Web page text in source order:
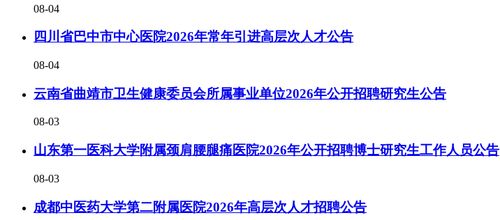
08-04
四川省巴中市中心医院2026年常年引进高层次人才公告
08-04
云南省曲靖市卫生健康委员会所属事业单位2026年公开招聘研究生公告
08-03
山东第一医科大学附属颈肩腰腿痛医院2026年公开招聘博士研究生工作人员公告
08-03
成都中医药大学第二附属医院2026年高层次人才招聘公告